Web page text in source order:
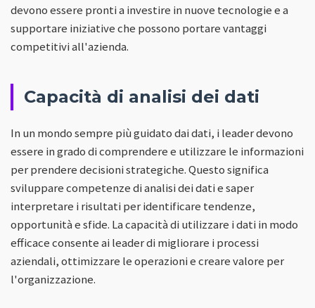
devono essere pronti a investire in nuove tecnologie e a
supportare iniziative che possono portare vantaggi
competitivi all'azienda.
Capacità di analisi dei dati
In un mondo sempre più guidato dai dati, i leader devono
essere in grado di comprendere e utilizzare le informazioni
per prendere decisioni strategiche. Questo significa
sviluppare competenze di analisi dei dati e saper
interpretare i risultati per identificare tendenze,
opportunità e sfide. La capacità di utilizzare i dati in modo
efficace consente ai leader di migliorare i processi
aziendali, ottimizzare le operazioni e creare valore per
l'organizzazione.